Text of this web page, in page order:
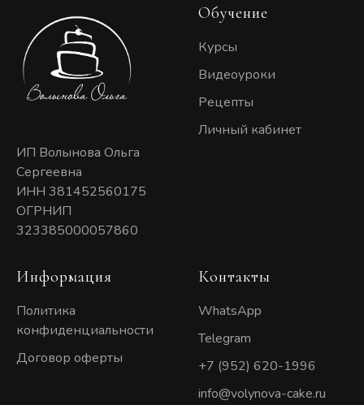
ИП Волынова Ольга
Сергеевна
ИНН 381452560175
ОГРНИП
323385000057860
Обучение
Курсы
Видеоуроки
Рецепты
Личный кабинет
Информация
Политика
конфиденциальности
Договор оферты
Контакты
WhatsApp
Telegram
+7 (952) 620-1996
info@volynova-cake.ru